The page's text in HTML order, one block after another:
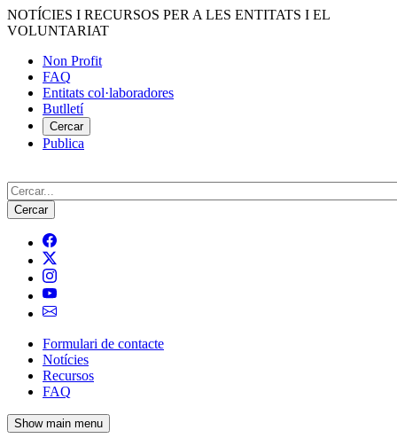
Vés
al
NOTÍCIES I RECURSOS PER A LES ENTITATS I EL
VOLUNTARIAT
Menú
del
compte
d'usuari
Non Profit
FAQ
Entitats col·laboradores
Butlletí
Cercar
Publica
Cerca
Navegació
principal
de
l'encapçalament
Formulari de contacte
Notícies
Recursos
FAQ
Show main menu